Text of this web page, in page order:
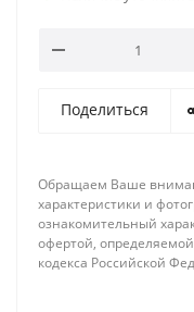
Поделиться
Обращаем Ваше
характеристики и
ознакомительный
офертой,
кодекса Российской